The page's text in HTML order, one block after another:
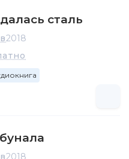
сталь
2018
2018